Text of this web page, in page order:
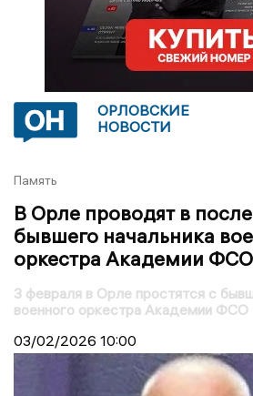
ОРЛОВСКИЕ
НОВОСТИ
Память
В Орле проводят в
бывшего начальника
оркестра Академии
3 февраля в Орле простятся с
военного оркестра Академии ФСО
03/02/2026 10:00